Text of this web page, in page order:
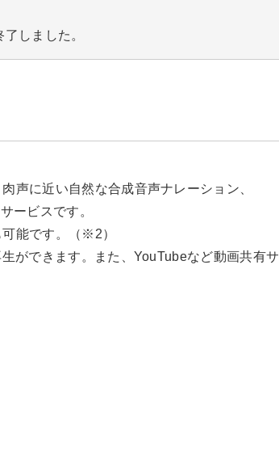
しました。
声に近い自然な合成音声ナレーション、
ービスです。
能です。（※2）
ができます。また、YouTubeなど動画共有サ